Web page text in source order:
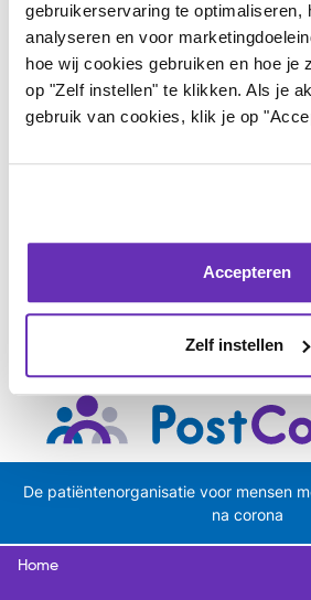
gebruikerservaring te optimaliseren,
analyseren en voor
hoe wij cookies gebruiken en hoe je
op "Zelf instellen" te klikken. Als je
gebruik van cookies, klik je op
Accepteren
Zelf instellen
Er moet meer perspectief
mensen met post-covid. Jouw
nodig! Steun ons belangrijke
helpen!
De patiëntenorganisatie voor mensen
na corona
Home